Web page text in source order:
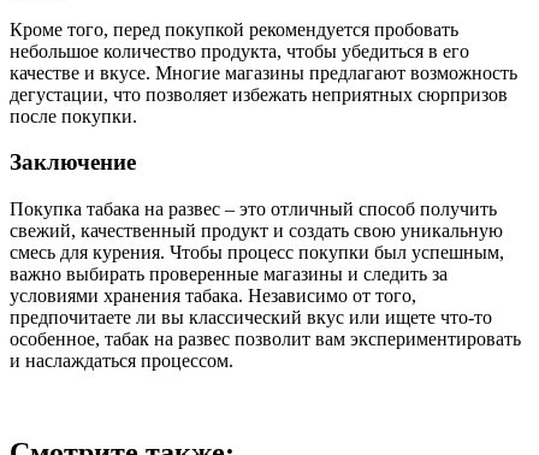
Кроме того, перед покупкой рекомендуется пробовать
небольшое количество продукта, чтобы убедиться в его
качестве и вкусе. Многие магазины предлагают возможность
дегустации, что позволяет избежать неприятных сюрпризов
после покупки.
Заключение
Покупка табака на развес – это отличный способ получить
свежий, качественный продукт и создать свою уникальную
смесь для курения. Чтобы процесс покупки был успешным,
важно выбирать проверенные магазины и следить за
условиями хранения табака. Независимо от того,
предпочитаете ли вы классический вкус или ищете что-то
особенное, табак на развес позволит вам экспериментировать
и наслаждаться процессом.